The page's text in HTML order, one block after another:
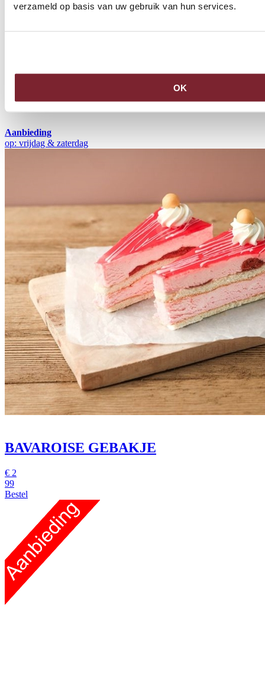
verzameld op basis van uw gebruik van hun services.
OK
Aanbieding
op: vrijdag & zaterdag
BAVAROISE GEBAKJE
€ 2
99
Bestel